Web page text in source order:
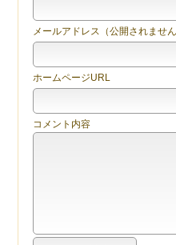
メールアドレス（公開されませ
ホームページURL
コメント内容